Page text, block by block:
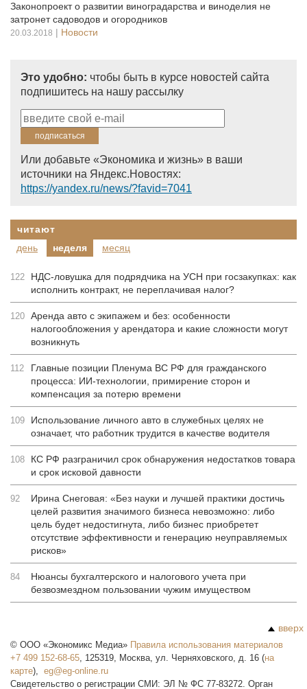
Законопроект о развитии виноградарства и виноделия не
затронет садоводов и огородников
20.03.2018 | Новости
Это удобно: чтобы быть в курсе новостей сайта
подпишитесь на нашу рассылку
Или добавьте «Экономика и жизнь» в ваши
источники на Яндекс.Новостях:
https://yandex.ru/news/?favid=7041
читают
день
неделя месяц
122
НДС-ловушка для подрядчика на УСН при госзакупках: как
исполнить контракт, не переплачивая налог?
120 Аренда авто с экипажем и без: особенности
налогообложения у арендатора и какие сложности могут
возникнуть
112
Главные позиции Пленума ВС РФ для гражданского
процесса: ИИ-технологии, примирение сторон и
компенсация за потерю времени
109
Использование личного авто в служебных целях не
означает, что работник трудится в качестве водителя
108
КС РФ разграничил срок обнаружения недостатков товара
и срок исковой давности
92
Ирина Снеговая: «Без науки и лучшей практики достичь
целей развития значимого бизнеса невозможно: либо
цель будет недостигнута, либо бизнес приобретет
отсутствие эффективности и генерацию неуправляемых
рисков»
84
Нюансы бухгалтерского и налогового учета при
безвозмездном пользовании чужим имуществом
вверх
© ООО «Экономикс Медиа» Правила использования материалов
+7 499 152-68-65, 125319, Москва, ул. Черняховского, д. 16 (на
карте),
Свидетельство о регистрации СМИ: ЭЛ № ФС 77-83272. Орган